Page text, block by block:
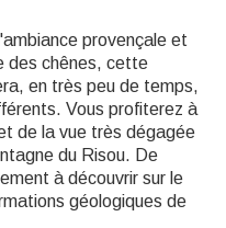
provençale et
des chênes, cette
en très peu de temps,
Vous profiterez à
de la vue très dégagée
du Risou. De
à découvrir sur le
géologiques de